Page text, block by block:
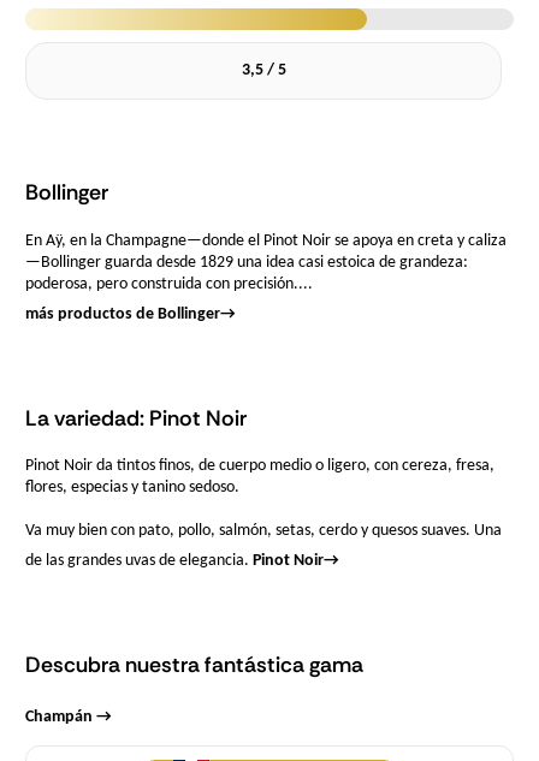
3,5 / 5
Bollinger
En Aÿ, en la Champagne—donde el Pinot Noir se apoya en creta y caliza
—Bollinger guarda desde 1829 una idea casi estoica de grandeza:
poderosa, pero construida con precisión....
más productos de Bollinger→
La variedad: Pinot Noir
Pinot Noir da tintos finos, de cuerpo medio o ligero, con cereza, fresa,
flores, especias y tanino sedoso.
Va muy bien con pato, pollo, salmón, setas, cerdo y quesos suaves. Una
de las grandes uvas de elegancia. Pinot Noir→
Descubra nuestra fantástica gama
Champán →
Cantidad